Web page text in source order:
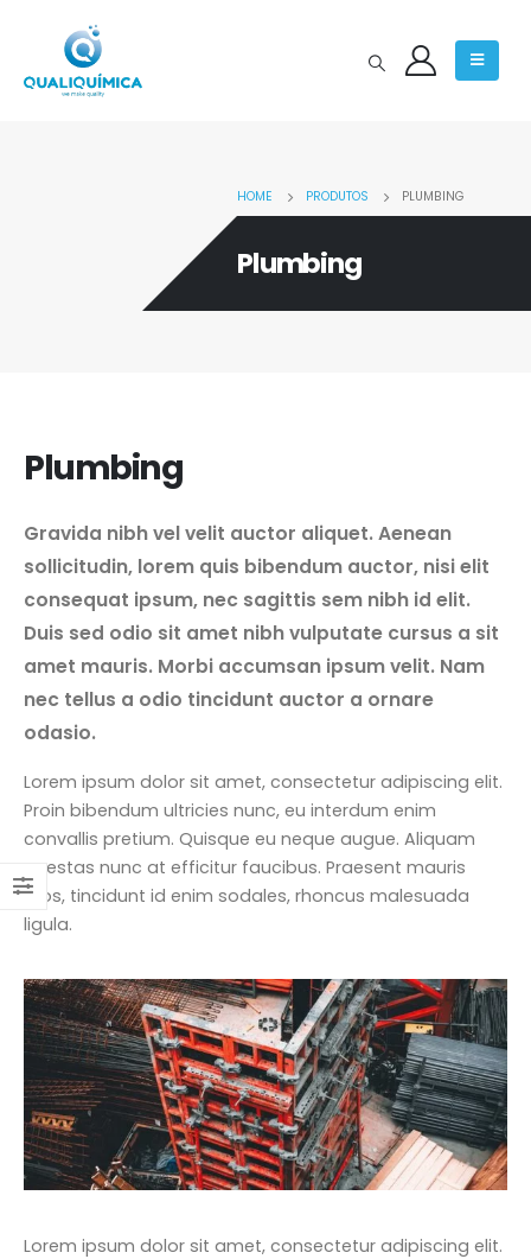
HOME PRODUTOS PLUMBING
Plumbing
Plumbing
Gravida nibh vel velit auctor aliquet. Aenean
sollicitudin, lorem quis bibendum auctor, nisi elit
consequat ipsum, nec sagittis sem nibh id elit.
Duis sed odio sit amet nibh vulputate cursus a sit
amet mauris. Morbi accumsan ipsum velit. Nam
nec tellus a odio tincidunt auctor a ornare
odasio.
Lorem ipsum dolor sit amet, consectetur adipiscing elit.
Proin bibendum ultricies nunc, eu interdum enim
convallis pretium. Quisque eu neque augue. Aliquam
egestas nunc at efficitur faucibus. Praesent mauris
eros, tincidunt id enim sodales, rhoncus malesuada
ligula.
Lorem ipsum dolor sit amet, consectetur adipiscing elit.